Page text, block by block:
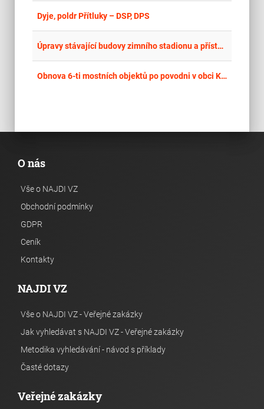
Dyje, poldr Přítluky – DSP, DPS
Úpravy stávající budovy zimního stadionu a přístavba severní tribuny
Obnova 6-ti mostních objektů po povodni v obci Karlovice - zpracování PD
O nás
Vše o NAJDI VZ
Obchodní podmínky
GDPR
Ceník
Kontakty
NAJDI VZ
Vše o NAJDI VZ - Veřejné zakázky
Jak vyhledávat s NAJDI VZ - Veřejné zakázky
Metodika vyhledávání - návod s příklady
Časté dotazy
Veřejné zakázky